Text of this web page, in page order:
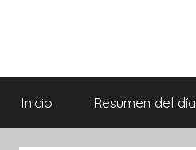
Informativa
Inicio Resumen del día